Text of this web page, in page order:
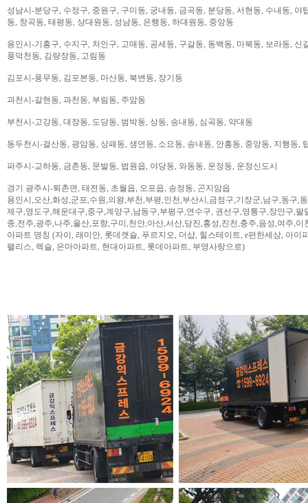
성남시-분당구, 수정구, 중원구, 구미동, 궁내동, 금곡동, 분당동, 서현동, 수내동,
동, 창곡동, 태평동, 상대원동, 성남동, 은행동, 하대원동, 중앙동
용인시-기흥구, 수지구, 처인구, 고매동, 공세동, 구갈동, 동백동, 마북동, 보라동,
풍덕천동, 김량장동, 고림동
김포시-풍무동, 김포본동, 마산동, 북변동, 장기동
과천시-갈현동, 과천동, 부림동, 주암동
부천시-고강동, 대장동, 도당동, 범박동, 상동, 송내동, 심곡동, 약대동
동두천시-걸산동, 광암동, 상패동, 생연동, 소요동, 송내동, 안흥동, 중앙동, 지행동,
파주시-교하동, 금촌동, 문발동, 법원읍, 야당동, 와동동, 운정동, 운정신도시
경기 광주시-퇴촌면, 태전동, 초월읍, 오포읍, 송정동, 곤지암읍
용인시,오산,화성,군포,수원,의왕,부천,부평,인천,부산시,금정구,기장군,남구,동구,
제구,영도구,해운대구,중구,계양구,남동구,부평구,연수구, 권선구,영통구,장안구,
종,전주,광주,나주,울산,포항,구미,천안,아산,서산,당진,홍성,진천,충주,음성,여주,이
아파트 명칭 (자이, 래미안, 롯데캣슬, 푸르지오, 더샵, 힐스테이트, e편한세상, 아이
팰리스, 렉슬, 은마아파트, 현대아파트, 롯데아파트, 부영사랑으로)